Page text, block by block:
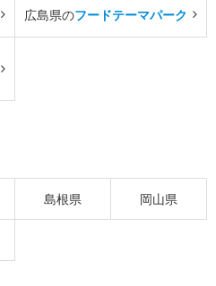
広島県のフードテーマパーク
島根県 岡山県